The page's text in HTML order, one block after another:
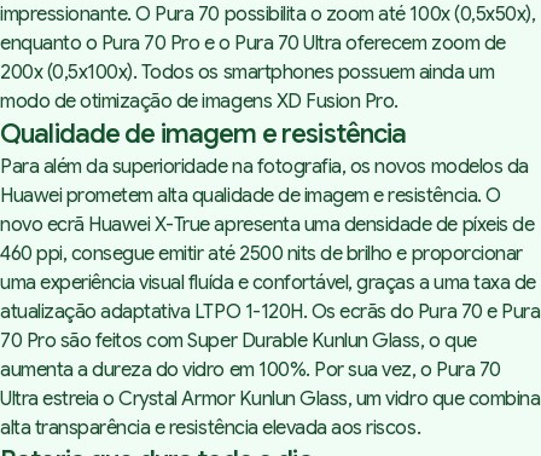
impressionante. O Pura 70 possibilita o zoom até 100x (0,5x50x),
enquanto o Pura 70 Pro e o Pura 70 Ultra oferecem zoom de
200x (0,5x100x). Todos os smartphones possuem ainda um
modo de otimização de imagens XD Fusion Pro.
Qualidade de imagem e resistência
Para além da superioridade na fotografia, os novos modelos da
Huawei prometem alta qualidade de imagem e resistência. O
novo ecrã Huawei X-True apresenta uma densidade de píxeis de
460 ppi, consegue emitir até 2500 nits de brilho e proporcionar
uma experiência visual fluída e confortável, graças a uma taxa de
atualização adaptativa LTPO 1-120H. Os ecrãs do Pura 70 e Pura
70 Pro são feitos comSuper Durable Kunlun Glass, o que
aumenta a dureza do vidro em 100%. Por sua vez, o Pura 70
Ultra estreia oCrystal Armor Kunlun Glass, um vidro que combina
alta transparência e resistência elevada aos riscos.